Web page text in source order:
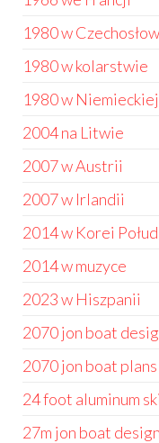
1980 w
1980 w kolarstwie
1980 w
2004 na Litwie
2007 w Austrii
2007 w Irlandii
2014 w Korei
2014 w muzyce
2023 w Hiszpanii
2070 jon boat
2070 jon boat plans
24 foot aluminum
27m jon boat design